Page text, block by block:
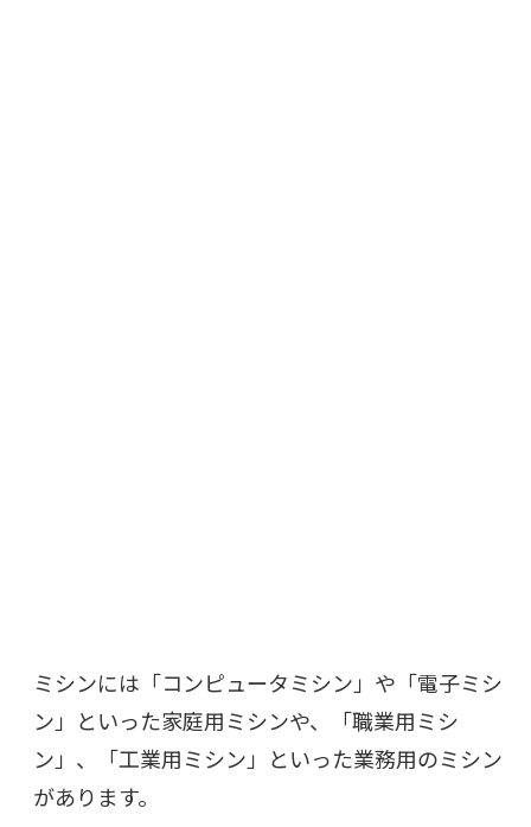
ミシンには「コンピュータミシン」や「電子ミシ
ン」といった家庭用ミシンや、「職業用ミシ
ン」、「工業用ミシン」といった業務用のミシン
があります。